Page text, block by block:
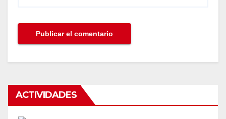
ACTIVIDADES